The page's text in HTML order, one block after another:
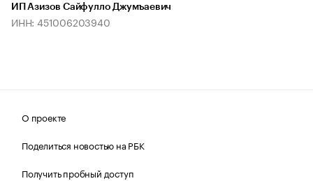
ИП Азизов Сайфулло Джумъаевич
ИНН: 451006203940
О проекте
Поделиться новостью на РБК
Получить пробный доступ